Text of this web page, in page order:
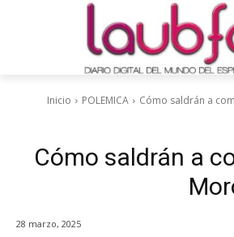
Inicio POLEMICA Cómo saldrán a
Cómo saldrán a
28 marzo, 2025